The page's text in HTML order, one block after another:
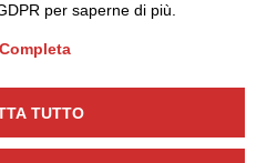
CONTATTACI
per saperne di più.
TUTTO